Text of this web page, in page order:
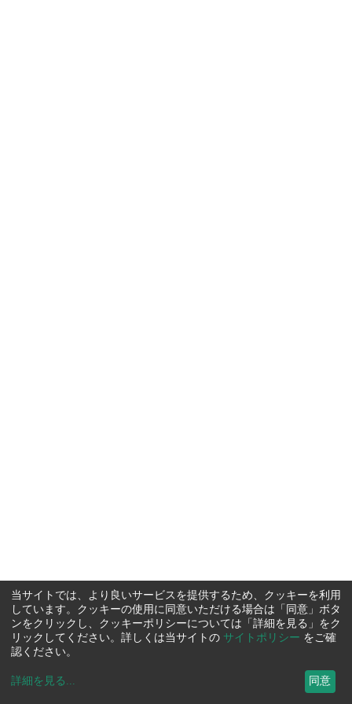
当サイトでは、より良いサービスを提供するため、クッキーを利用
しています。クッキーの使用に同意いただける場合は「同意」ボタ
ンをクリックし、クッキーポリシーについては「詳細を見る」をク
リックしてください。詳しくは当サイトの サイトポリシー をご確
認ください。
詳細を見る ... 同意